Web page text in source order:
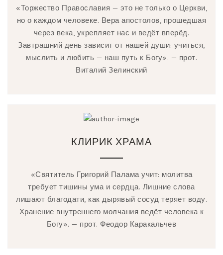
«Торжество Православия — это не только о Церкви,
но о каждом человеке. Вера апостолов, прошедшая
через века, укрепляет нас и ведёт вперёд.
Завтрашний день зависит от нашей души: учиться,
мыслить и любить — наш путь к Богу». — прот.
Виталий Зелинский
КЛИРИК ХРАМА
«Святитель Григорий Палама учит: молитва
требует тишины ума и сердца. Лишние слова
лишают благодати, как дырявый сосуд теряет воду.
Хранение внутреннего молчания ведёт человека к
Богу». — прот. Феодор Каракальчев